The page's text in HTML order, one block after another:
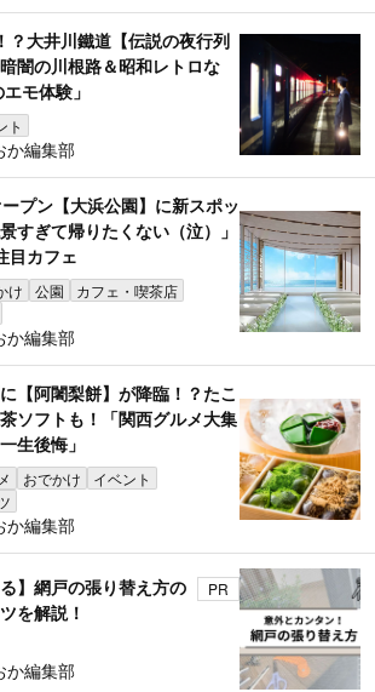
？大井川鐵道【伝説の夜行列
闇の川根路＆昭和レトロな
モ体験」
ト
か編集部
プン【大浜公園】に新スポッ
すぎて帰りたくない（泣）」
目カフェ
け 公園
カフェ・喫茶店
か編集部
【阿闍梨餅】が降臨！？たこ
ソフトも！「関西グルメ大集
生後悔」
おでかけ
イベント
か編集部
】網戸の張り替え方の
を解説！
PR
か編集部